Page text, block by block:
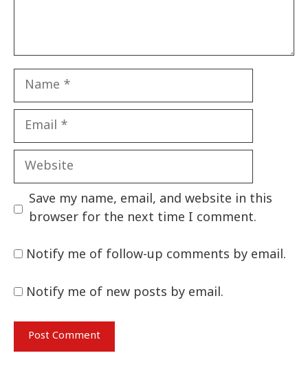
Name
Email
Website
Save my name, email, and website in this
browser for the next time I comment.
Notify me of follow-up comments by email.
Notify me of new posts by email.